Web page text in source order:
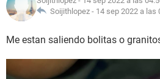
NUTRICIÓN
BIENESTAR
SEXUALIDAD
Soijithlopez - 14 sep 2022 a las
Me estan saliendo bolitas o